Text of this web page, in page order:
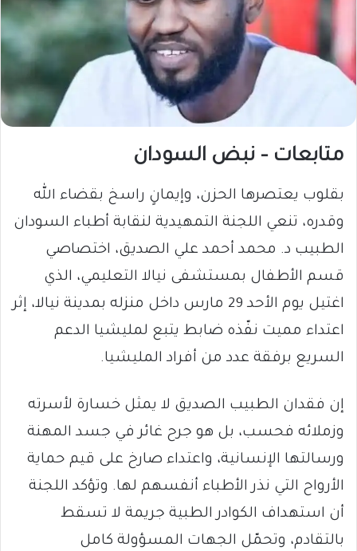
متابعات – نبض السودان
بقلوب يعتصرها الحزن، وإيمانٍ راسخ بقضاء الله
وقدره، تنعي اللجنة التمهيدية لنقابة أطباء السودان
الطبيب د. محمد أحمد علي الصديق، اختصاصي
قسم الأطفال بمستشفى نيالا التعليمي، الذي
اغتيل يوم الأحد 29 مارس داخل منزله بمدينة نيالا، إثر
اعتداء مميت نفّذه ضابط يتبع لمليشيا الدعم
السريع برفقة عدد من أفراد المليشيا.
إن فقدان الطبيب الصديق لا يمثل خسارة لأسرته
وزملائه فحسب، بل هو جرح غائر في جسد المهنة
ورسالتها الإنسانية، واعتداء صارخ على قيم حماية
الأرواح التي نذر الأطباء أنفسهم لها. وتؤكد اللجنة
أن استهداف الكوادر الطبية جريمة لا تسقط
بالتقادم، وتحمّل الجهات المسؤولة كامل